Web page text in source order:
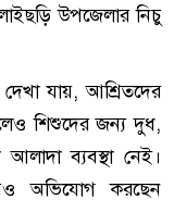
উপজেলার নিচু
যায়, আশ্রিতদের
শিশুদের জন্য দুধ,
ব্যবস্থা নেই।
অভিযোগ করছেন